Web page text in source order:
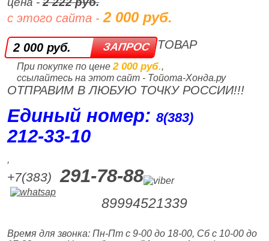
с этого сайта -2 000 руб.
2 000 руб.
При покупке по цене 2 000 руб.,
ссылайтесь на этот сайт - Тойота-Хонда.ру
ТОВАР
ОТПРАВИМ В ЛЮБУЮ ТОЧКУ РОССИИ!!!
Единый номер:8(383)
212‑33‑10
,
+7(383) 291-78-88
89994521339
Время для звонка: Пн-Пт с 9-00 до 18-00, Сб с 10-00 до